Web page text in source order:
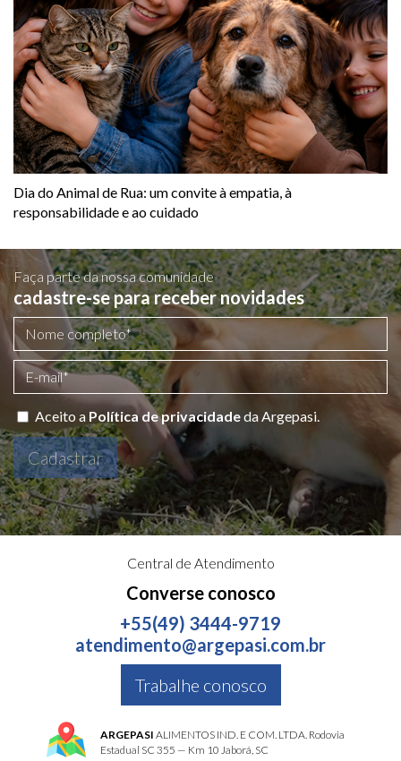
Dia do Animal de Rua: um convite à empatia, à
responsabilidade e ao cuidado
Faça parte da nossa comunidade
cadastre-se para receber novidades
Aceito a Política de privacidadeda Argepasi.
Cadastrar
Central de Atendimento
Converse conosco
+55(49) 3444-9719
atendimento@argepasi.com.br
Trabalhe conosco
ARGEPASI ALIMENTOS IND. E COM. LTDA. Rodovia
Estadual SC 355 — Km 10 Jaborá, SC